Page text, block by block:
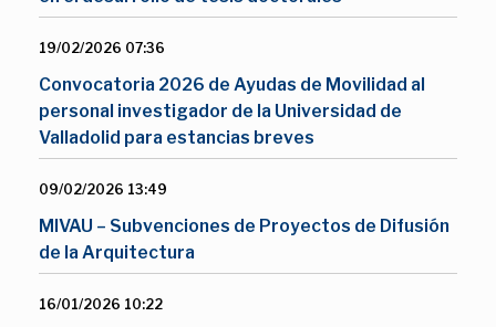
19/02/2026 07:36
Convocatoria 2026 de Ayudas de Movilidad al
personal investigador de la Universidad de
Valladolid para estancias breves
09/02/2026 13:49
MIVAU – Subvenciones de Proyectos de Difusión
de la Arquitectura
16/01/2026 10:22